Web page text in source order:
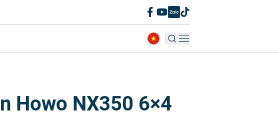
Howo NX350 6×4